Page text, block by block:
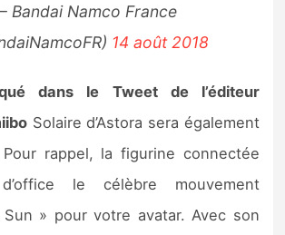
Bandai Namco France
14 août 2018
dans le Tweet de l’éditeur
Solaire d’Astora sera également
rappel, la figurine connectée
le célèbre mouvement
» pour votre avatar. Avec son